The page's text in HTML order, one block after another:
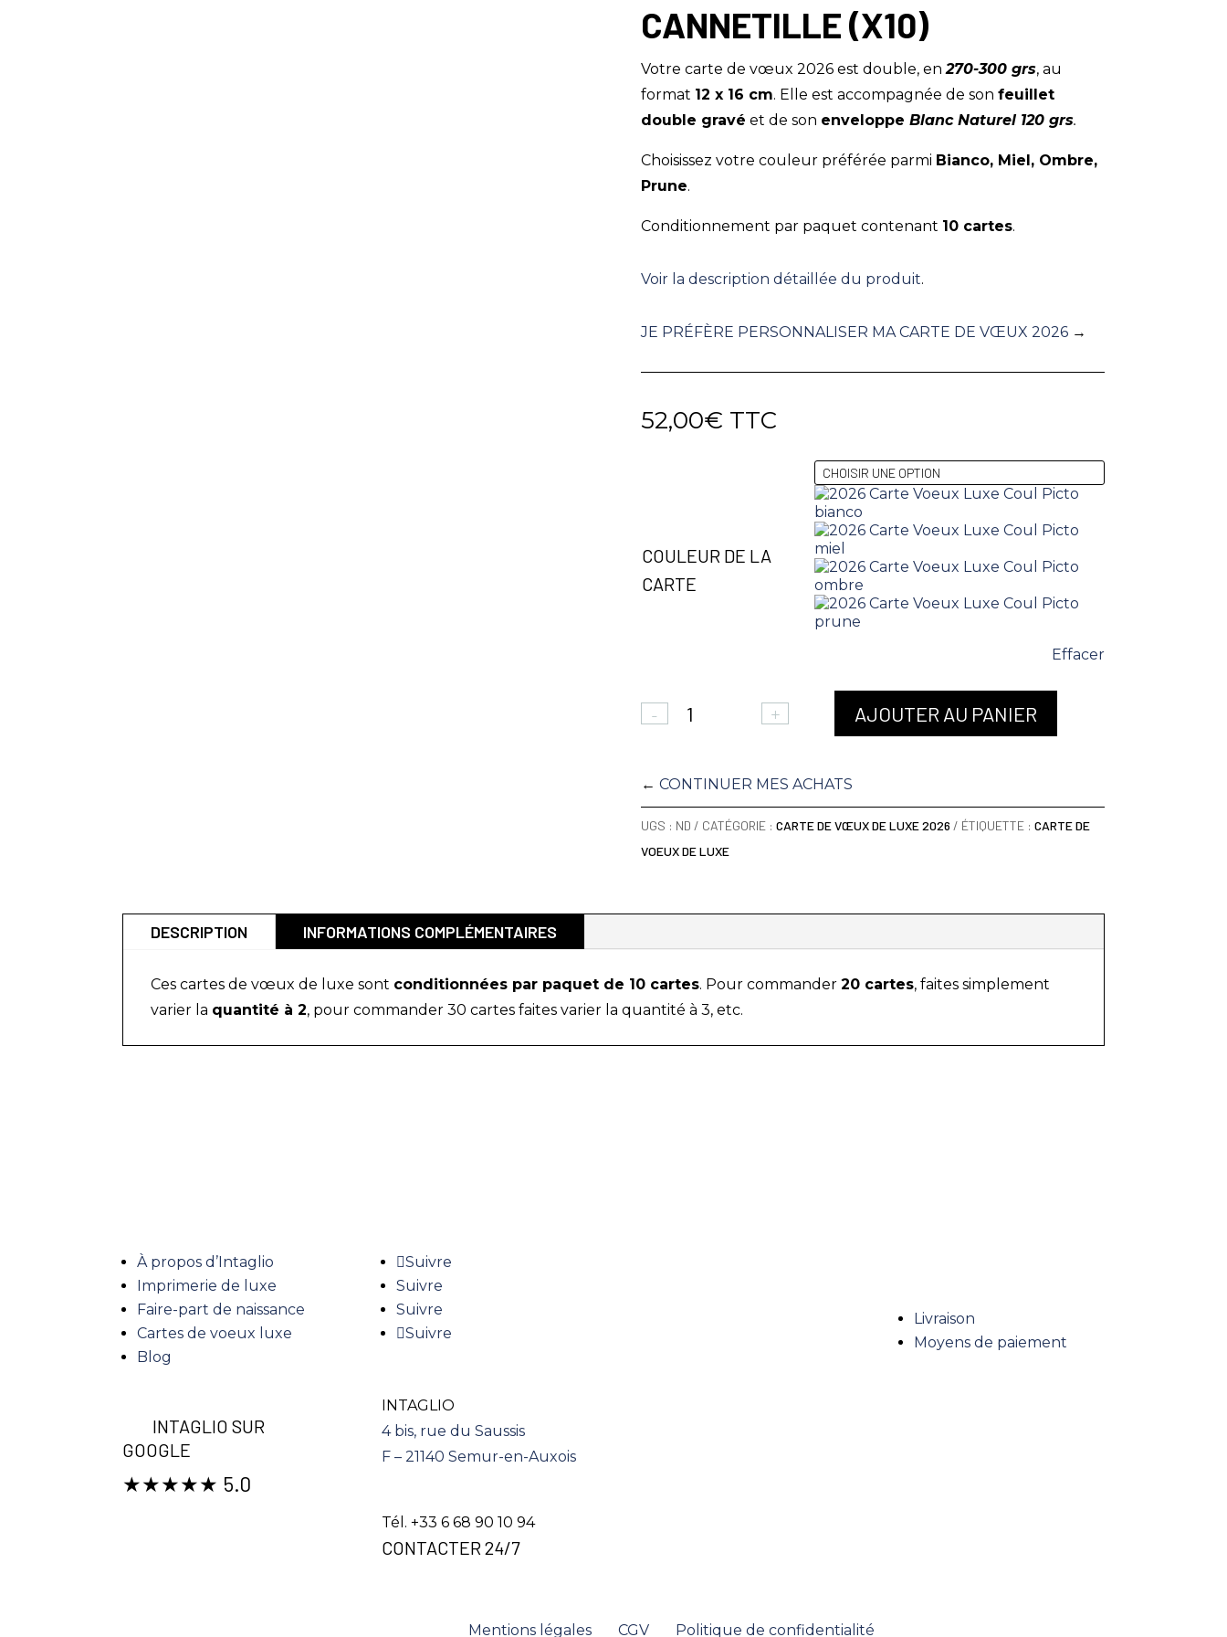
CANNETILLE (X10)
Votre carte de vœux 2026 est double, en270-300 grs, au
format 12 x 16 cm. Elle est accompagnée de son feuillet
double gravé et de son enveloppe Blanc Naturel 120 grs.
Choisissez votre couleur préférée parmi Bianco, Miel, Ombre,
Prune.
Conditionnement par paquet contenant 10 cartes.
Voir la description détaillée du produit.
JE PRÉFÈRE PERSONNALISER MA CARTE DE VŒUX 2026→
52,00€ TTC
COULEUR DE LA
CARTE
Effacer
-
DE
VŒUX
DE
LUXE
+ AJOUTER AU PANIER
← CONTINUER MES ACHATS
UGS : ND CATÉGORIE : CARTE DE VŒUX DE LUXE 2026 ÉTIQUETTE : CARTE DE
VOEUX DE LUXE
DESCRIPTION INFORMATIONS COMPLÉMENTAIRES
Ces cartes de vœux de luxe sont conditionnées par paquet de 10 cartes. Pour commander20 cartes, faites simplement
varier la quantité à 2, pour commander 30 cartes faites varier la quantité à 3, etc.
À propos d’Intaglio
Imprimerie de luxe
Faire-part de naissance
Cartes de voeux luxe
Blog
INTAGLIO SUR
GOOGLE
★★★★★ 5.0
Suivre
Suivre
Suivre
Suivre
INTAGLIO
4 bis, rue du Saussis
F – 21140 Semur-en-Auxois
Tél. +33 6 68 90 10 94
CONTACTER 24/7
Livraison
Moyens de paiement
Mentions légales| CGV| Politique de confidentialité